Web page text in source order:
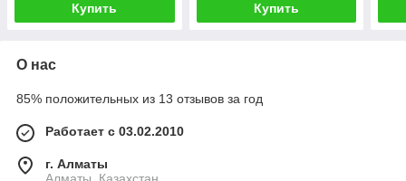
Купить Купить
О нас
85% положительных из 13 отзывов за год
Работает с 03.02.2010
г. Алматы